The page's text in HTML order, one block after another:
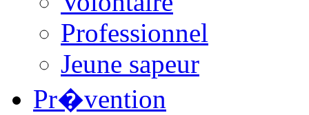
Professionnel
Jeune sapeur
Pr�vention